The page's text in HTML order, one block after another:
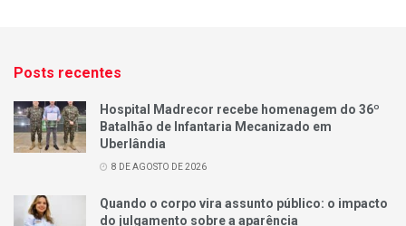
Posts recentes
Hospital Madrecor recebe homenagem do 36º
Batalhão de Infantaria Mecanizado em
Uberlândia
8 DE AGOSTO DE 2026
Quando o corpo vira assunto público: o impacto
do julgamento sobre a aparência